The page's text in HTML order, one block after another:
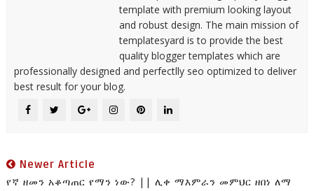
template with premium looking layout
and robust design. The main mission of
templatesyard is to provide the best
quality blogger templates which are
professionally designed and perfectlly seo optimized to deliver
best result for your blog.
Newer Article
የኛ ዘመን አቆጣጠር የማን ነው? || ሊቀ ማእምራን መምህር ዘበነ ለማ